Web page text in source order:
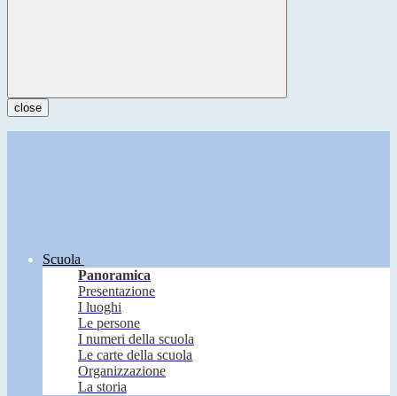
close
Scuola
Panoramica
Presentazione
I luoghi
Le persone
I numeri della scuola
Le carte della scuola
Organizzazione
La storia